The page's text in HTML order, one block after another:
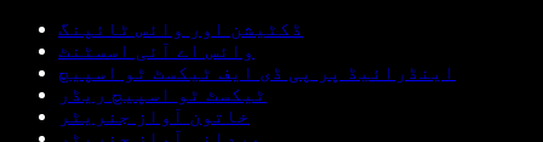
ڈکٹیشن اور وائس ٹائپنگ
وائس اے آئی اسسٹنٹ
اینڈرائیڈ پر پی ڈی ایف ٹیکسٹ ٹو اسپیچ
ٹیکسٹ ٹو اسپیچ ریڈر
خاتون آواز جنریٹر